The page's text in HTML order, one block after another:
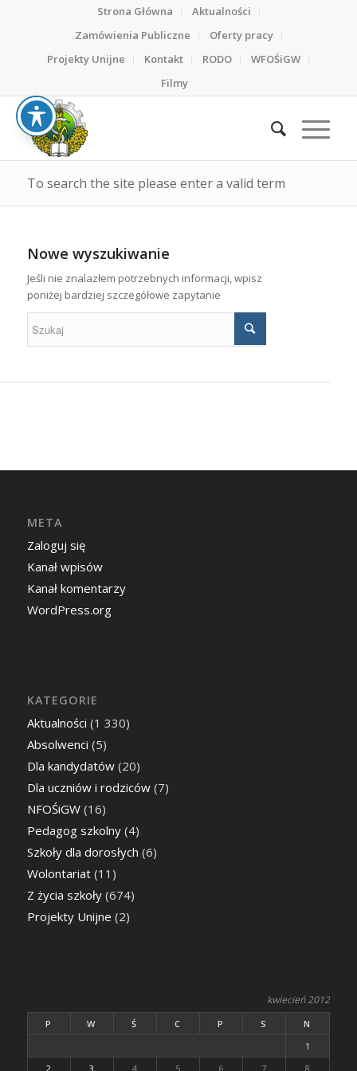
Strona Główna
Aktualności
Zamówienia Publiczne
Oferty pracy
Projekty Unijne
Kontakt RODO
WFOŚiGW
Filmy
To search the site please enter a valid term
Nowe wyszukiwanie
Jeśli nie znalazłem potrzebnych informacji, wpisz
poniżej bardziej szczegółowe zapytanie
META
Zaloguj się
Kanał wpisów
Kanał komentarzy
WordPress.org
KATEGORIE
Aktualności (1 330)
Absolwenci (5)
Dla kandydatów(20)
Dla uczniów i rodziców(7)
NFOŚiGW(16)
Pedagog szkolny(4)
Szkoły dla dorosłych (6)
Wolontariat(11)
Z życia szkoły(674)
Projekty Unijne (2)
kwiecień 2012
P W Ś C P S
N
1
2
3 4 5 6 7 8